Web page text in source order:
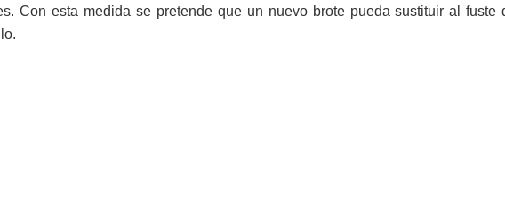
Con esta medida se pretende que un nuevo brote pueda sustituir al